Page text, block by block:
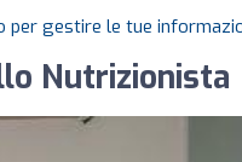
per gestire le tue
Nutrizionista